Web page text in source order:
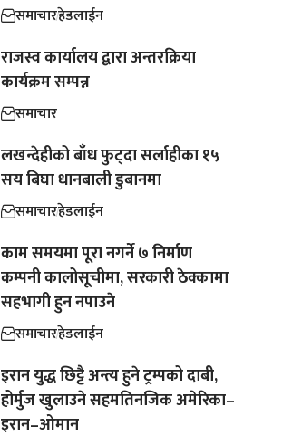
समाचारहेडलाईन
राजस्व कार्यालय द्वारा अन्तरक्रिया
कार्यक्रम सम्पन्न
समाचार
लखन्देहीको बाँध फुट्दा सर्लाहीका १५
सय बिघा धानबाली डुबानमा
समाचारहेडलाईन
काम समयमा पूरा नगर्ने ७ निर्माण
कम्पनी कालोसूचीमा, सरकारी ठेक्कामा
सहभागी हुन नपाउने
समाचारहेडलाईन
इरान युद्ध छिट्टै अन्त्य हुने ट्रम्पको दाबी,
होर्मुज खुलाउने सहमतिनजिक अमेरिका–
इरान–ओमान